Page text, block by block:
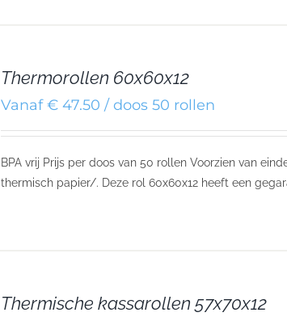
Thermorollen 60x60x12
Vanaf € 47.50 / doos 50 rollen
BPA vrij Prijs per doos van 50 rollen Voorzien van
thermisch papier/. Deze rol 60x60x12 heeft een
Thermische kassarollen 57x70x12